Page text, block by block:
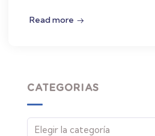
Read more
CATEGORIAS